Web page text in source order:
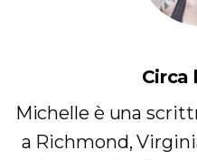
Circa
Michelle è una
a Richmond,